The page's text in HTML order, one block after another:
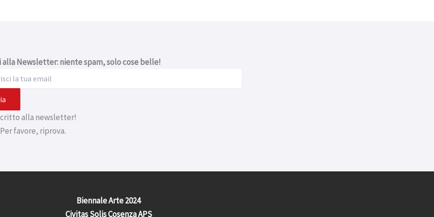
Newsletter: niente spam, solo cose belle!
alla newsletter!
favore, riprova.
Biennale Arte 2024
Civitas Solis Cosenza APS